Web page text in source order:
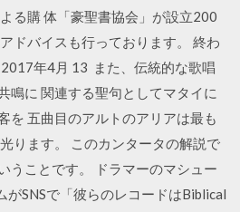
る購 体「豪聖書協会」が設立200
ドバイスも行っております。 終わ
年4月 13 また、伝統的な歌唱
鳴に 関連する聖句としてマタイに
を 五曲目のアルトのアリアは最も
ります。 このカンタータの解説で
うことです。 ドラマーのマシュー
SNSで「彼らのレコードはBiblical